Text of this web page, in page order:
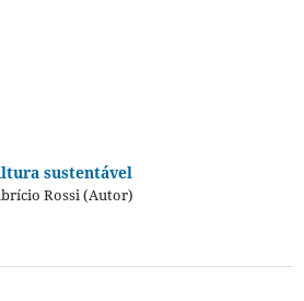
sustentável
Rossi (Autor)